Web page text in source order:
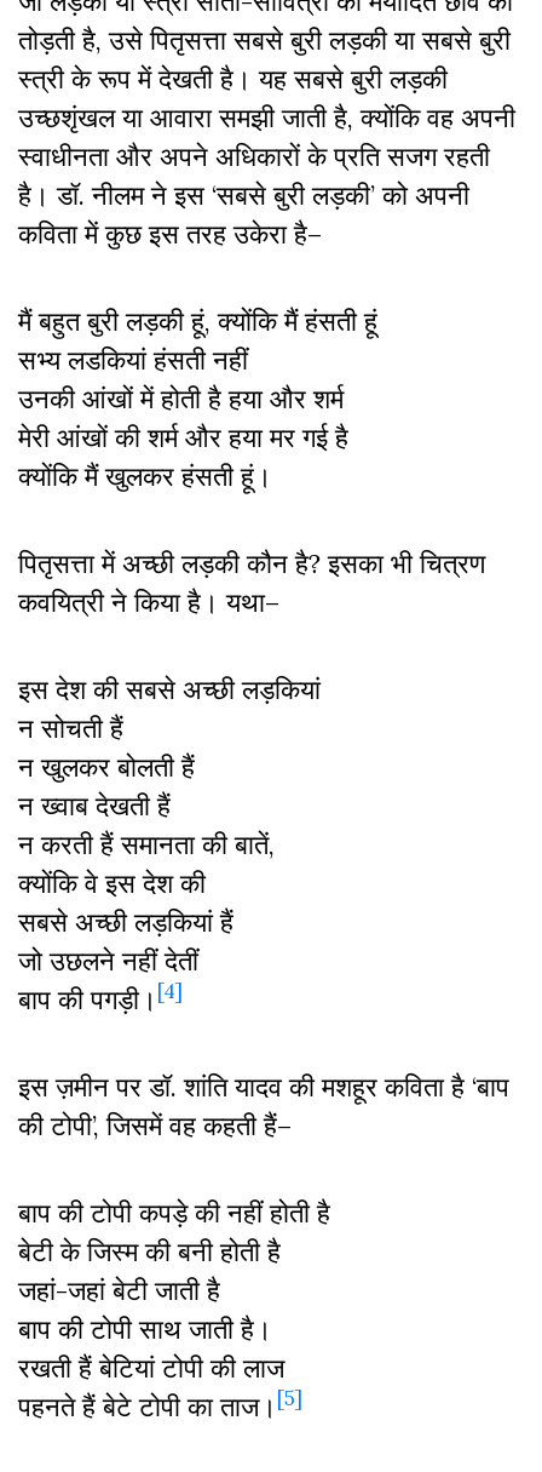
तोड़ती है, उसे पितृसत्ता सबसे बुरी लड़की या सबसे बुरी
स्त्री के रूप में देखती है। यह सबसे बुरी लड़की
उच्छशृंखल या आवारा समझी जाती है, क्योंकि वह अपनी
स्वाधीनता और अपने अधिकारों के प्रति सजग रहती
है। डॉ. नीलम ने इस ‘सबसे बुरी लड़की’ को अपनी
कविता में कुछ इस तरह उकेरा है–
मैं बहुत बुरी लड़की हूं, क्योंकि मैं हंसती हूं
सभ्य लडकियां हंसती नहीं
उनकी आंखों में होती है हया और शर्म
मेरी आंखों की शर्म और हया मर गई है
क्योंकि मैं खुलकर हंसती हूं।
पितृसत्ता में अच्छी लड़की कौन है? इसका भी चित्रण
कवयित्री ने किया है। यथा–
इस देश की सबसे अच्छी लड़कियां
न सोचती हैं
न खुलकर बोलती हैं
न ख्वाब देखती हैं
न करती हैं समानता की बातें,
क्योंकि वे इस देश की
सबसे अच्छी लड़कियां हैं
जो उछलने नहीं देतीं
बाप की पगड़ी। [4]
इस ज़मीन पर डॉ. शांति यादव की मशहूर कविता है ‘बाप
की टोपी’, जिसमें वह कहती हैं–
बाप की टोपी कपड़े की नहीं होती है
बेटी के जिस्म की बनी होती है
जहां-जहां बेटी जाती है
बाप की टोपी साथ जाती है।
रखती हैं बेटियां टोपी की लाज
पहनते हैं बेटे टोपी का ताज। [5]